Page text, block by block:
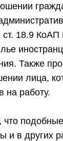
ст. 18.9
Также
лица,
на работу.
что
и в других